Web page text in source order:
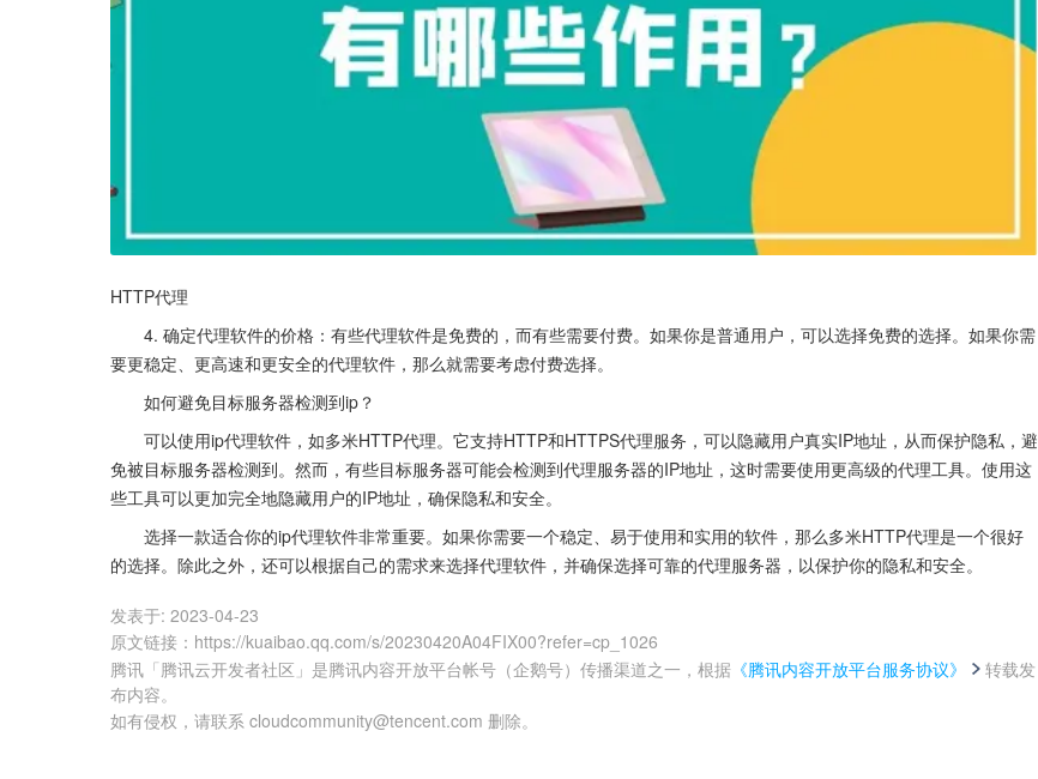
HTTP代理
4. 确定代理软件的价格：有些代理软件是免费的，而有些需要付费。如果你是普通用户，可以选择免费的选择。如果你需
要更稳定、更高速和更安全的代理软件，那么就需要考虑付费选择。
如何避免目标服务器检测到ip？
可以使用ip代理软件，如多米HTTP代理。它支持HTTP和HTTPS代理服务，可以隐藏用户真实IP地址，从而保护隐私，避
免被目标服务器检测到。然而，有些目标服务器可能会检测到代理服务器的IP地址，这时需要使用更高级的代理工具。使用这
些工具可以更加完全地隐藏用户的IP地址，确保隐私和安全。
选择一款适合你的ip代理软件非常重要。如果你需要一个稳定、易于使用和实用的软件，那么多米HTTP代理是一个很好
的选择。除此之外，还可以根据自己的需求来选择代理软件，并确保选择可靠的代理服务器，以保护你的隐私和安全。
发表于: 2023-04-23
原文链接 ： https://kuaibao.qq.com/s/20230420A04FIX00?refer=cp_1026
腾讯「腾讯云开发者社区」是腾讯内容开放平台帐号（企鹅号）传播渠道之一，根据 《腾讯内容开放平台服务协议》
转载发
布内容。
如有侵权，请联系 cloudcommunity@tencent.com 删除。